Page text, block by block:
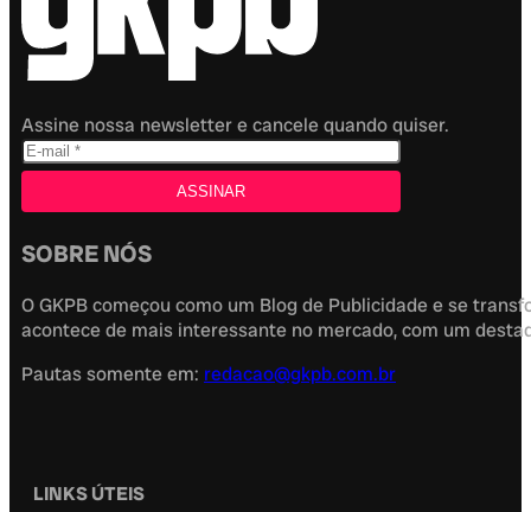
Assine nossa newsletter e cancele quando quiser.
SOBRE NÓS
O GKPB começou como um Blog de Publicidade e se
acontece de mais interessante no mercado, com um
Pautas somente em: redacao@gkpb.com.br
LINKS ÚTEIS